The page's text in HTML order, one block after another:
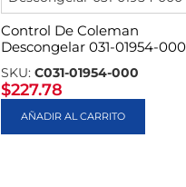
Control De Coleman
Descongelar 031-01954-000
SKU: C031-01954-000
$227.78
AÑADIR AL CARRITO